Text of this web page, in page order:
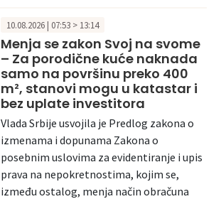
10.08.2026 | 07:53 > 13:14
Menja se zakon Svoj na svome
– Za porodične kuće naknada
samo na površinu preko 400
m², stanovi mogu u katastar i
bez uplate investitora
Vlada Srbije usvojila je Predlog zakona o
izmenama i dopunama Zakona o
posebnim uslovima za evidentiranje i upis
prava na nepokretnostima, kojim se,
između ostalog, menja način obračuna